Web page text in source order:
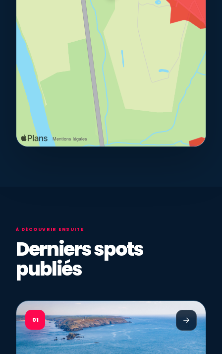
À DÉCOUVRIR ENSUITE
Derniers spots
publiés
01